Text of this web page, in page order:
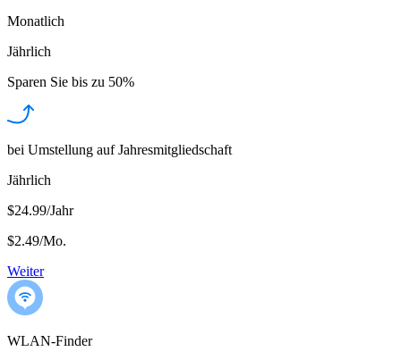
Monatlich
Jährlich
Sparen Sie bis zu 50%
bei Umstellung auf Jahresmitgliedschaft
Jährlich
$24.99/Jahr
$2.49/Mo.
Weiter
WLAN-Finder